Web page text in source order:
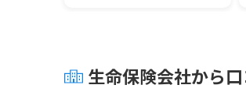
生命保険会社から